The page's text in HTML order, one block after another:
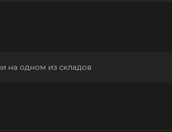
на одном из складов